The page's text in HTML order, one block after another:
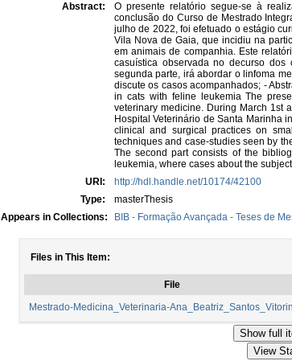
Abstract:
O presente relatório segue-se à
conclusão do Curso de Mestrado
julho de 2022, foi efetuado o estágio
Vila Nova de Gaia, que incidiu na
em animais de companhia. Este
casuística observada no decurso
segunda parte, irá abordar o linfoma
discute os casos acompanhados; -
in cats with feline leukemia The
veterinary medicine. During March 1st
Hospital Veterinário de Santa Marinha
clinical and surgical practices on
techniques and case-studies seen by
The second part consists of the
leukemia, where cases about the
URI:
http://hdl.handle.net/10174/42100
Type:
masterThesis
Appears in Collections:
BIB - Formação Avançada - Teses de
Files in This Item:
File
Mestrado-Medicina_Veterinaria-